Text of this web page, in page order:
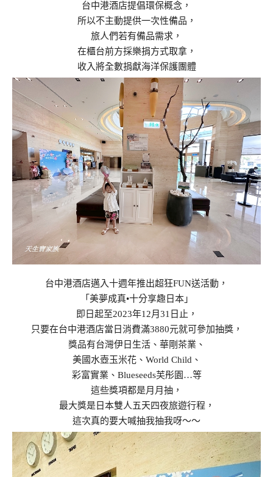
台中港酒店提倡環保概念，
所以不主動提供一次性備品，
旅人們若有備品需求，
在櫃台前方採樂捐方式取拿，
收入將全數捐獻海洋保護團體
台中港酒店邁入十週年推出超狂FUN送活動，
「美夢成真•十分享趣日本」
即日起至2023年12月31日止，
只要在台中港酒店當日消費滿3880元就可參加抽獎，
獎品有台灣伊日生活、華剛茶業、
美國水壺玉米花、World Child、
彩富實業、Blueseeds芙彤園…等
這些獎項都是月月抽，
最大獎是日本雙人五天四夜旅遊行程，
這次真的要大喊抽我抽我呀～～